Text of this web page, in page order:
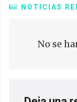
NOTICIAS
No se